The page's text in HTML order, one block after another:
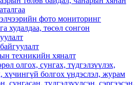
фото мониторинг
худалдаа, төсөл сонгон
техникийн хяналт
олгох, сунгах, түдгэлзүүлэх,
хүчингүй болгох үндэслэл, журам
сунгасан, түдгэлзүүлсэн, сэргээсэн,